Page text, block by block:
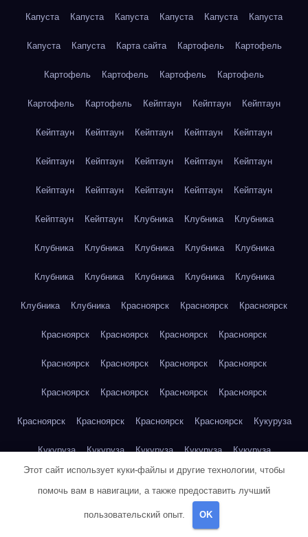
Капуста Капуста Капуста Капуста Капуста Капуста
Капуста Капуста Карта сайта Картофель Картофель
Картофель Картофель Картофель Картофель
Картофель Картофель Кейптаун Кейптаун Кейптаун
Кейптаун Кейптаун Кейптаун Кейптаун Кейптаун
Кейптаун Кейптаун Кейптаун Кейптаун Кейптаун
Кейптаун Кейптаун Кейптаун Кейптаун Кейптаун
Кейптаун Кейптаун Клубника Клубника Клубника
Клубника Клубника Клубника Клубника Клубника
Клубника Клубника Клубника Клубника Клубника
Клубника Клубника Красноярск Красноярск Красноярск
Красноярск Красноярск Красноярск Красноярск
Красноярск Красноярск Красноярск Красноярск
Красноярск Красноярск Красноярск Красноярск
Красноярск Красноярск Красноярск Красноярск Кукуруза
Кукуруза Кукуруза Кукуруза Кукуруза Кукуруза
Этот сайт использует куки-файлы и другие технологии, чтобы
помочь вам в навигации, а также предоставить лучший
пользовательский опыт. OK